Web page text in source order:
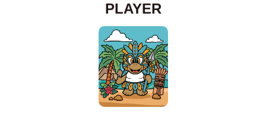
PLAYER